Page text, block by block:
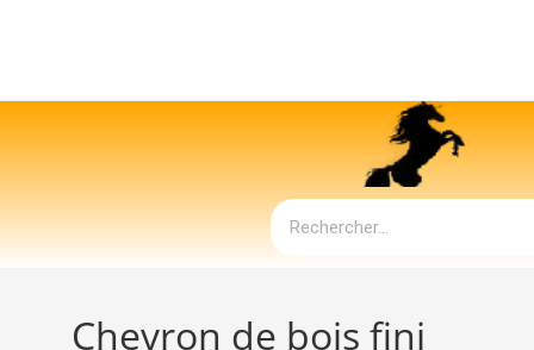
Chevron de bois fini